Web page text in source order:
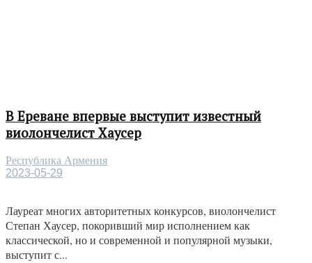
В Ереване впервые выступит известный
виолончелист Хаусер
Республика Армения
2023-05-29
Лауреат многих авторитетных конкурсов, виолончелист
Степан Хаусер, покоривший мир исполнением как
классической, но и современной и популярной музыки,
выступит с...